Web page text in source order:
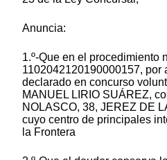
Anuncia:
1.º-Que en el procedimiento
1102042120190000157, por
declarado en concurso
MANUEL LIRIO SUÁREZ,
NOLASCO, 38, JEREZ DE
cuyo centro de principales
la Frontera